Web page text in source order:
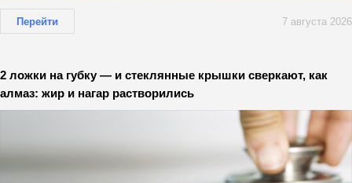
Перейти 7 августа 2026
2 ложки на губку — и стеклянные крышки сверкают, как
алмаз: жир и нагар растворились